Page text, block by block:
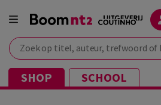
Zoek op titel, auteur, trefwoord of ISBN
SHOP SCHOOL